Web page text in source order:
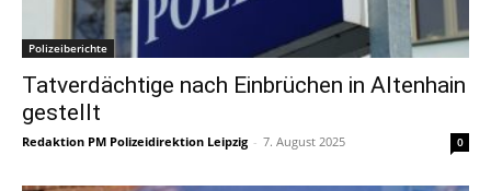
Polizeiberichte
Tatverdächtige nach Einbrüchen in Altenhain
gestellt
Redaktion PM Polizeidirektion Leipzig - 7. August 2025 0